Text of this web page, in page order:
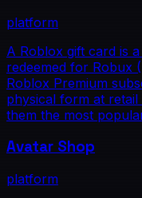
platform
A Roblox gift card is
redeemed for Robux
Roblox Premium
physical form at
them the most
Avatar Shop
platform